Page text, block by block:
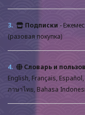
3. Подписки -
(разовая покупка)
4.
Словарь и
English, Français,